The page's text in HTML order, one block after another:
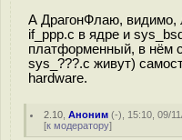
А ДрагонФлаю, видимо,
if_ppp.c в ядре и
платформенный, в нём
sys_???.c живут)
hardware.
2.10 ,Аноним (-), 15:10, 09/
[к модератору]